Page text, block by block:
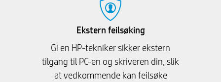
Ekstern feilsøking
Gi en HP-tekniker sikker ekstern
tilgang til PC-en og skriveren din, slik
at vedkommende kan feilsøke